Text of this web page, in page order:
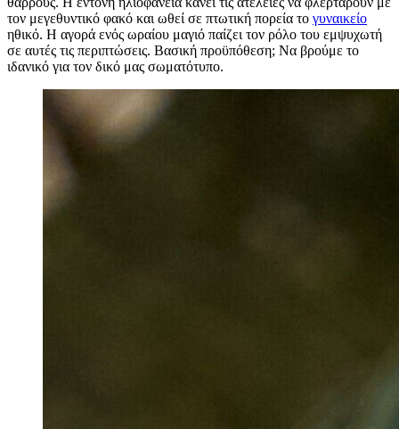
τον μεγεθυντικό φακό και ωθεί σε πτωτική πορεία το γυναικείο
ηθικό. Η αγορά ενός ωραίου μαγιό παίζει τον ρόλο του εμψυχωτή
σε αυτές τις περιπτώσεις. Βασική προϋπόθεση; Να βρούμε το
ιδανικό για τον δικό μας σωματότυπο.